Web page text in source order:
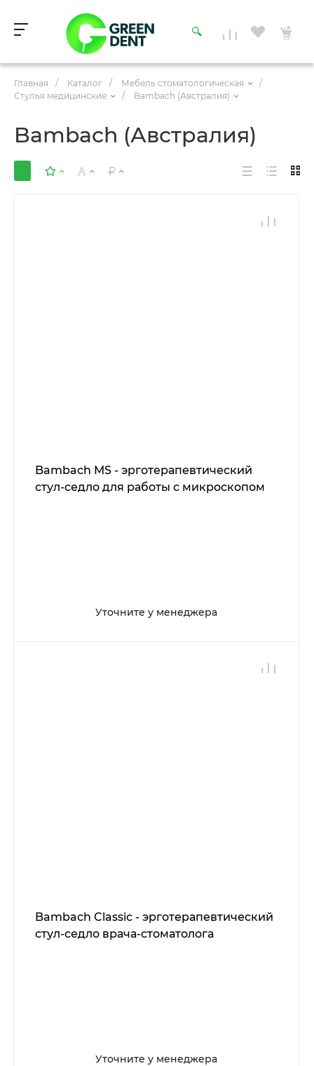
Главная / Каталог / Мебель стоматологическая
/
Стулья медицинские
/ Bambach (Австралия)
Bambach (Австралия)
Bambach MS - эрготерапевтический
стул-седло для работы с микроскопом
Уточните у менеджера
Bambach Classic - эрготерапевтический
стул-седло врача-стоматолога
Уточните у менеджера